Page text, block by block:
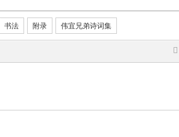
书法 附录 伟宜兄弟诗词集